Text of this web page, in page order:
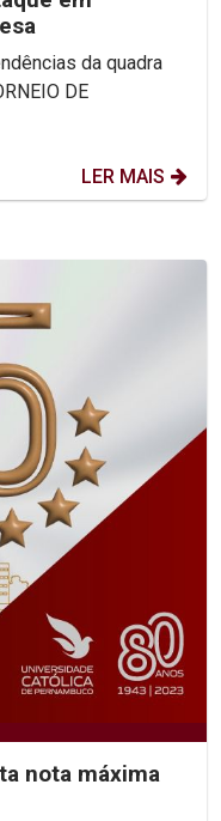
da quadra
DE
LER MAIS
nota máxima